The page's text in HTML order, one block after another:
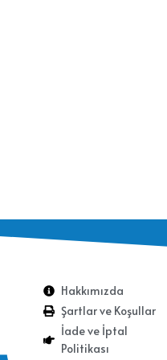
Hakkımızda
Şartlar ve Koşullar
İade ve İptal
Politikası